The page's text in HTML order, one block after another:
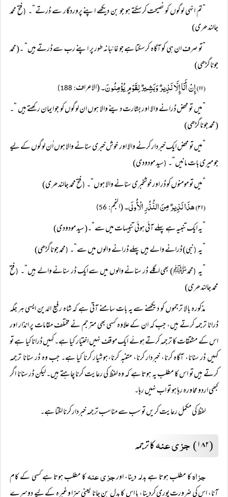
”تم انہی لوگوں کو نصیحت کرسکتے ہو جو بن دیکھے اپنے پروردگار سے ڈرتے“۔ (فتح محمد
جالندھری)
”تو صرف ان ہی کو آگاہ کرسکتا ہے جو غائبانہ طور پر اپنے رب سے ڈرتے ہیں“ ۔(محمد
جوناگڑھی)
(۱۱) إِنْ أَنَا إِلَّا نَذِيرٌ وَبَشِيرٌ لِقَوْمٍ يُؤْمِنُونَ۔ (الاعراف: 188)
”میں تو محض ڈرانے والا اور بشارت دینے والا ہوں ان لوگوں کو جو ایمان رکھتے ہیں “۔
(محمد جوناگڑھی)
”میں تو محض ایک خبردار کرنے والا اور خوش خبری سنانے والا ہوں اُن لوگوں کے لیے
جو میری بات مانیں“۔ (سید مودودی)
”میں تو مومنوں کو ڈر اور خوشخبری سنانے والا ہوں“۔ (فتح محمد جالندھری)
(۲۱) ھذَا نَذِيرٌ مِنَ النُّذُرِ الْأُولَی۔ (النجم: 56)
”یہ ایک تنبیہ ہے پہلے آئی ہوئی تنبیہات میں سے“۔(سید مودودی)
”یہ (نبی) ڈرانے والے ہیں پہلے ڈرانے والوں میں سے“۔ (محمد جوناگڑھی)
”یہ (محمدﷺ) بھی اگلے ڈر سنانے والوں میں سے ایک ڈر سنانے والے ہیں“۔ (فتح
محمد جالندھری)
مذکورہ بالا ترجموں کو دیکھنے سے یہ بات سامنے آتی ہے کہ شاہ رفیع الدین ایسی ہر جگہ
ڈرانا ترجمہ کرتے ہیں، جب کہ ان کے علاوہ کسی بھی مترجم نے مختلف مقامات پر انذار اور
اس کے مشتقات کا ترجمہ کرتے ہوئے ایک موقف نہیں اختیار کیا ہے۔ کہیں ڈرانا کیا ہے تو
کہیں ڈر سنانا، آگاہ کرنا، خبردار کرنا، متنبہ کرنا،ہوشیار کرنا کیا ہے۔ جب وہ ڈر سنانا ترجمہ
کرتے ہیں تو اس کا مطلب یہ ہوتا ہے کہ وہ لفظ کی رعایت کرنا چاہتے ہیں۔ لیکن ڈر سنانا اگر
کبھی اردو محاورہ رہا ہو تو اب نہیں رہا۔
لفظ کی مکمل رعایت کریں تو سب سے مناسب ترجمہ خبردار کرنا لگتا ہے۔
(۱۸۲) جزی عنہکا ترجمہ
جزاہکا مطلب ہوتا ہے بدلہ دینا، اورجزی عنہکا مطلب ہوتا ہے کسی کے کام
آنا، اس کی ضرورت پوری کردینا، یا اس کا بدل بن جانا یعنی سزا وغیرہ کے لیے دوسرے